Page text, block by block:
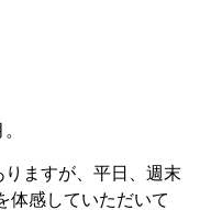
ますが、平日、週末
体感していただいて